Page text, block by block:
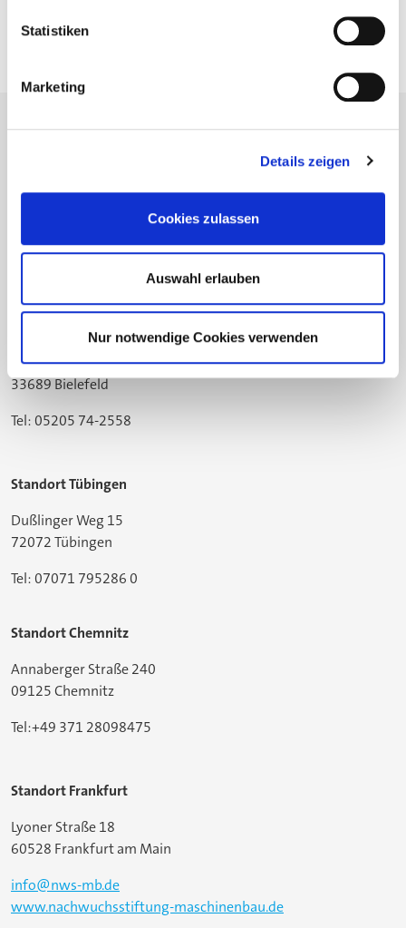
Statistiken
Marketing
Details zeigen
Cookies zulassen
Auswahl erlauben
Nur notwendige Cookies verwenden
Die Stiftung
Ausbildung 4.0
Gildemeisterstraße 60
33689 Bielefeld
Tel: 05205 74-2558
Standort Tübingen
Dußlinger Weg 15
72072 Tübingen
Tel: 07071 795286 0
Standort Chemnitz
Annaberger Straße 240
09125 Chemnitz
Tel:+49 371 28098475
Standort Frankfurt
Lyoner Straße 18
60528 Frankfurt am Main
info@nws-mb.de
www.nachwuchsstiftung-maschinenbau.de